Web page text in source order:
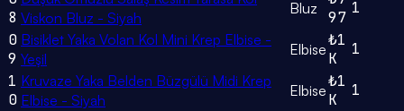
8 Viskon Bluz - Siyah
Bluz
97
1
0
9
Bisiklet Yaka Volan Kol Mini Krep Elbise -
Yeşil
Elbise₺1
K
1
1
0
Kruvaze Yaka Belden Büzgülü Midi Krep
Elbise - Siyah
Elbise₺1
K
1